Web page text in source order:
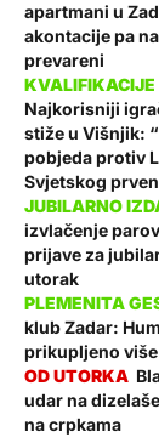
apartmani u
akontacije pa
prevareni
Najkorisniji
stiže u Višnjik:
pobjeda protiv
Svjetskog
izvlačenje
prijave za
utorak
klub Zadar:
prikupljeno
udar na
na crpkama